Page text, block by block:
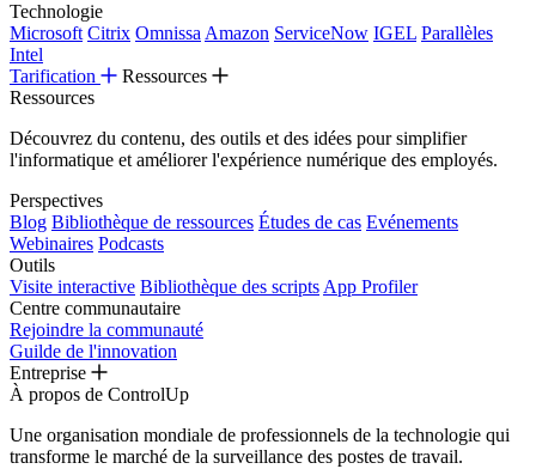
Technologie
Microsoft Citrix Omnissa Amazon ServiceNow IGEL Parallèles
Intel
Tarification
Ressources
Ressources
Découvrez du contenu, des outils et des idées pour simplifier
l'informatique et améliorer l'expérience numérique des employés.
Perspectives
Blog Bibliothèque de ressources Études de cas Evénements
Webinaires Podcasts
Outils
Visite interactive Bibliothèque des scripts App Profiler
Centre communautaire
Rejoindre la communauté
Guilde de l'innovation
Entreprise
À propos de ControlUp
Une organisation mondiale de professionnels de la technologie qui
transforme le marché de la surveillance des postes de travail.